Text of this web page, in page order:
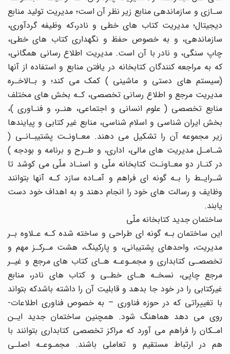
سـازی و سازماندهی منابع زیر نظر آن است؛ مدیریت تولید منابع
دیجیتال؛ مدیریت کتاب های خطی و نادر،که وظیفه گردآوری،
سازماندهی، و به خصوص حفظ و نگهداری کتاب های خطی،
چاپ سنگی، و نادر با آن است. مدیریت اطلاع رسانی همگانی،
که به مراجعه کنندگان کتابخانه در یافتن منابع و استفاده از آنها
(سیستم های دستی و ماشینی ) کمک می کند؛ و بـالاخـره
مدیریت مرجع و اطلاع رسانی تخصصی، کـه بخش های مختلف
منابع تخصصی ( علوم انسانی و اجتماعی، هنـر، و فنـاوری )،
بخش ایران شناسی و اسلام شناسی، منابع غیر کتابی و پیایندها
زیر مجموعه آن را تشکیل می دهند. معـاونـت پشتیبـانـی (
شـامـل مدیریت های مالی، اداری، و طـرح و برنامه و بودجه )
در کنـار دو معـاونـت کتابخانه ملّی و اسنـاد ملّی می کوشد تا
شـرایـط را بـه گونه ای فراهم و آمـاده سازد کـه آنها بتوانند
وظایف و رسالت های خود را انجام دهند و به اهداف خود دست
یابند.
ساختمان جدید کتابخانه ملّی
این ساختمان بـه گونه ای طراحی و ساخته شده کـه عـلاوه بـر
مدیریت، واحدهای پشتیبانی، و پارکینگ، هشت مـرکـز مهم و
تخصصـی کتابداری و مجمـوعـه هـای کتاب های مرجع و غیـر
مرجع چاپی، نسخـه هـای خطـی و کتاب های نادر، منابع
غیرکتابی را در خود جا بدهد و قابلیت آن را داشته باشدکه بتواند
با تغییراتی که در حوزه فناوری – به خصوص فناوری اطلاعات-
روی می دهد هماهنگ شود. همچنین ساختمان جدید ایـن
امـکان را فراهم می آورد که مراکز تخصصی کتابداری بتوانند با
هم در ارتباط مستقیم و تعاملی باشند. مجمـوعـه اصلـی